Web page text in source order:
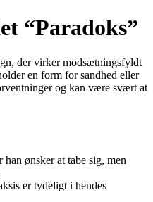
“Paradoks”
der virker modsætningsfyldt
en form for sandhed eller
og kan være svært at
han ønsker at tabe sig, men
er tydeligt i hendes